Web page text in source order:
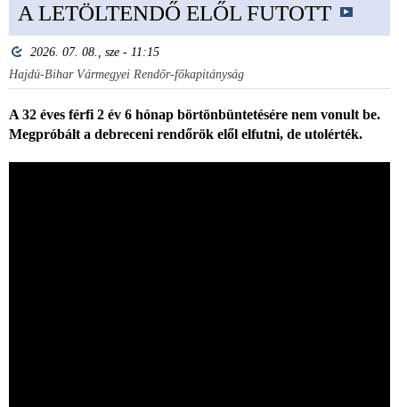
A LETÖLTENDŐ ELŐL FUTOTT
2026. 07. 08., sze - 11:15
Hajdú-Bihar Vármegyei Rendőr-főkapitányság
A 32 éves férfi 2 év 6 hónap börtönbüntetésére nem vonult be.
Megpróbált a debreceni rendőrök elől elfutni, de utolérték.